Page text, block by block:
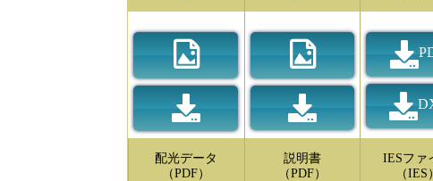
配光データ
（PDF）
説明書
（PDF）
IESファ
（IES）